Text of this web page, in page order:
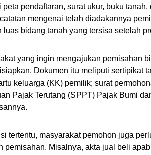
peta pendaftaran, surat ukur, buku
mengenai telah diadakannya
luas bidang tanah yang tersisa setelah
yang ingin mengajukan pemisahan
Dokumen itu meliputi sertipikat
keluarga (KK) pemilik; surat
Pajak Terutang (SPPT) Pajak Bumi
tertentu, masyarakat pemohon juga
pemisahan. Misalnya, akta jual beli